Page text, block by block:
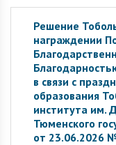
Решение
награждении
в связи с
образования
института им.
Тюменского
от 23.06.2026